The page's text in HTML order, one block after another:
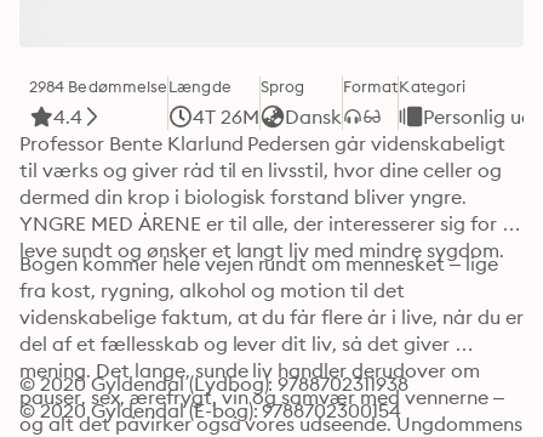
2984 Bedømmelse
4.4
Længde
4T 26M
Sprog
Dansk
FormatKategori
Personlig
Professor Bente Klarlund Pedersen går videnskabeligt
til værks og giver råd til en livsstil, hvor dine celler og
dermed din krop i biologisk forstand bliver yngre.
YNGRE MED ÅRENE er til alle, der interesserer sig for at
leve sundt og ønsker et langt liv med mindre sygdom.
Bogen kommer hele vejen rundt om mennesket – lige
fra kost, rygning, alkohol og motion til det
videnskabelige faktum, at du får flere år i live, når du er
del af et fællesskab og lever dit liv, så det giver
mening. Det lange, sunde liv handler derudover om
pauser, sex, ærefrygt, vin og samvær med vennerne –
og alt det påvirker også vores udseende. Ungdommens
© 2020 Gyldendal (Lydbog): 9788702311938
© 2020 Gyldendal (E-bog): 9788702300154